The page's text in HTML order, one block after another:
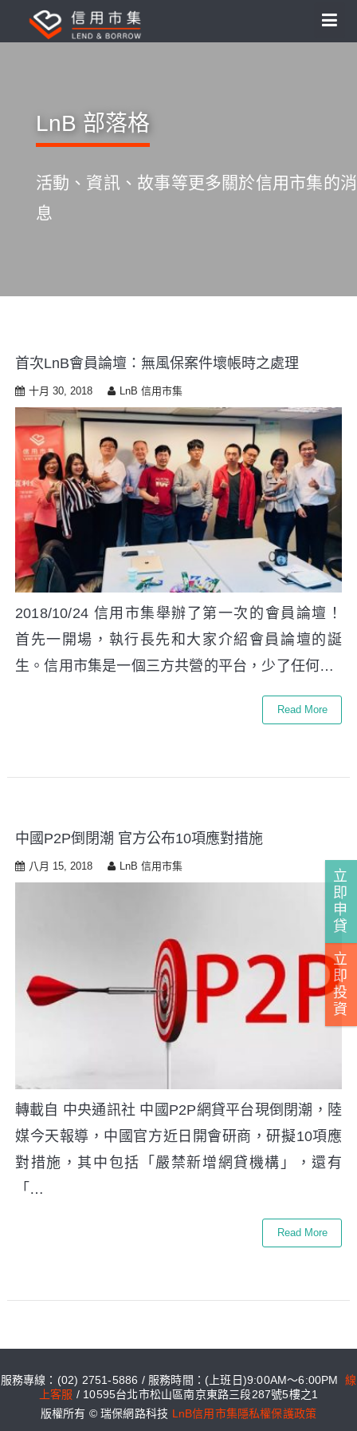
LnB 部落格
活動、資訊、故事等更多關於信用市集的消
息
首次LnB會員論壇：無風保案件壞帳時之處理
十月 30, 2018 LnB 信用市集
2018/10/24 信用市集舉辦了第一次的會員論壇！
首先一開場，執行長先和大家介紹會員論壇的誕
生。信用市集是一個三方共營的平台，少了任何…
Read More
中國P2P倒閉潮 官方公布10項應對措施
八月 15, 2018 LnB 信用市集
轉載自 中央通訊社 中國P2P網貸平台現倒閉潮，陸
媒今天報導，中國官方近日開會研商，研擬10項應
對措施，其中包括「嚴禁新增網貸機構」，還有
「…
Read More
服務專線：(02) 2751-5886 / 服務時間：(上班日)9:00AM～6:00PM線
上客服 / 10595台北市松山區南京東路三段287號5樓之1
版權所有 © 瑞保網路科技 LnB信用市集隱私權保護政策
立
即
申
貸
立
即
投
資